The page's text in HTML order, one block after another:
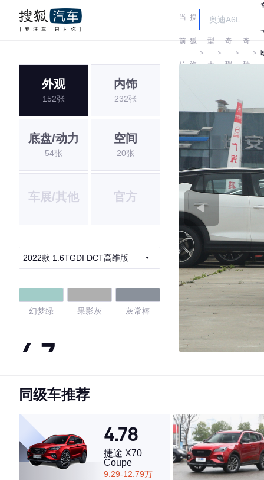
当
前
位
搜
狐
汽
＞
车
型
大
＞
奇
瑞
＞
奇
瑞
＞
外观
152张
内饰
232张
底盘/动力
54张
空间
20张
车展/其他 官方
2022款 1.6TGDI DCT高维版
幻梦绿 果影灰 灰常棒
4.7
·外观表现较为优秀，优于56%同级车
·空间表现一般，低于89%同级车
同级车推荐
4.78
捷途 X70
Coupe
9.29-12.79万